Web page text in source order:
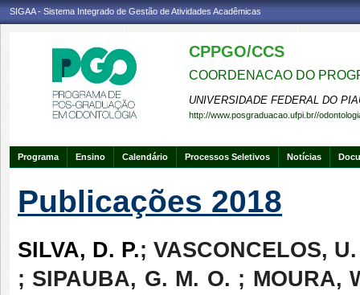
SIGAA - Sistema Integrado de Gestão de Atividades Acadêmicas
CPPGO/CCS
COORDENACAO DO
UNIVERSIDADE FEDERAL DO
http://www.posgraduacao.ufpi.br//
Programa Ensino Calendário Processos Seletivos Notícias
Publicações 2018
SILVA, D. P.; VASCONCELOS,
; SIPAUBA, G. M. O. ; MOURA,